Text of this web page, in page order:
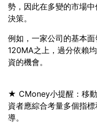
勢，因此在多變的市場
例如，一家公司的基本
120MA之上，過分依賴
★ CMoney小提醒：移
資者應綜合考量多個指